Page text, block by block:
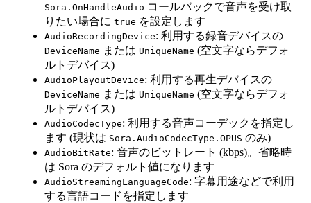
Sora.OnHandleAudio コールバックで音声を受け取
りたい場合に true を設定します
AudioRecordingDevice: 利用する録音デバイスの
DeviceName または UniqueName (空文字ならデフォ
ルトデバイス)
AudioPlayoutDevice: 利用する再生デバイスの
DeviceName または UniqueName (空文字ならデフォ
ルトデバイス)
AudioCodecType: 利用する音声コーデックを指定し
ます (現状は Sora.AudioCodecType.OPUS のみ)
AudioBitRate: 音声のビットレート (kbps)。省略時
は Sora のデフォルト値になります
AudioStreamingLanguageCode: 字幕用途などで利用
する言語コードを指定します